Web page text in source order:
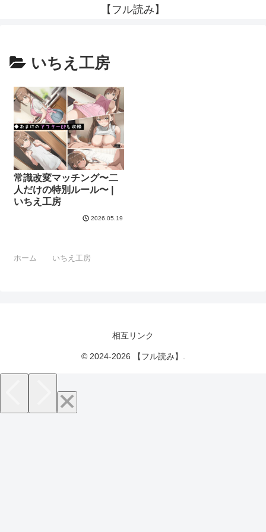
【フル読み】
いちえ工房
常識改変マッチング〜二
人だけの特別ルール〜 |
いちえ工房
2026.05.19
ホーム いちえ工房
相互リンク
© 2024-2026 【フル読み】.